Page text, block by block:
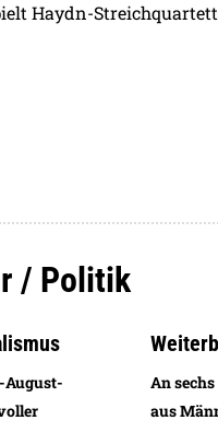
Haydn-
/ Politik
August-
An
aus